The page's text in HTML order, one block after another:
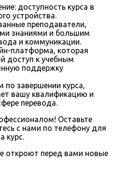
доступность курса в
устройства.
преподаватели,
знаниями и большим
и коммуникации.
платформа, которая
доступ к учебным
поддержку
завершении курса,
вашу квалификацию и
перевода.
Оставьте
с нами по телефону для
курс.
откроют перед вами новые